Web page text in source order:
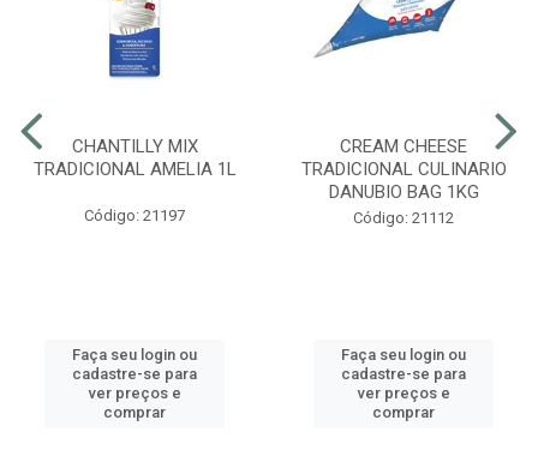
CHANTILLY MIX
TRADICIONAL AMELIA 1L
Código: 21197
Faça seu login ou
cadastre-se para
ver preços e
comprar
CREAM CHEESE
TRADICIONAL CULINARIO
DANUBIO BAG 1KG
Código: 21112
Faça seu login ou
cadastre-se para
ver preços e
comprar